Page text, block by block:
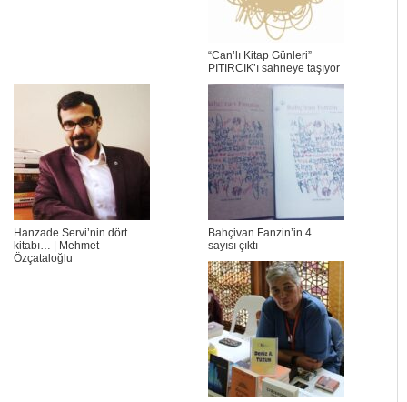
“Can’lı Kitap Günleri”
PITIRCIK’ı sahneye taşıyor
Hanzade Servi’nin dört
kitabı… | Mehmet
Özçataloğlu
Bahçivan Fanzin’in 4.
sayısı çıktı